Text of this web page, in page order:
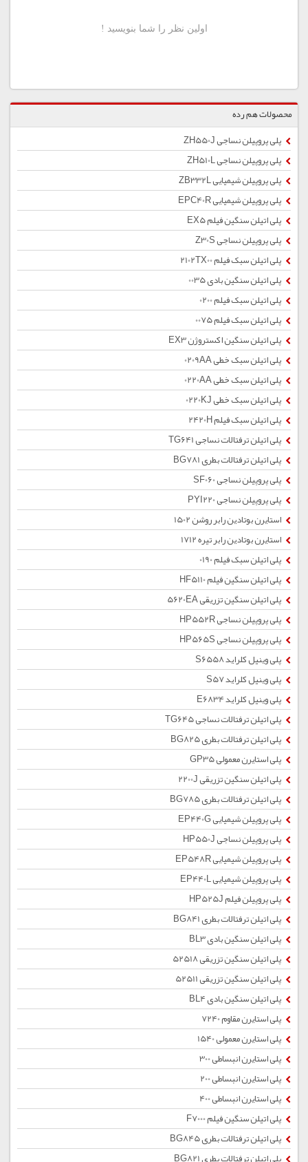
محصولات هم رده
پلی پروپیلن نساجی ZH550J
پلی پروپیلن نساجی ZH510L
پلی پروپیلن شیمیایی ZB332L
پلی پروپیلن شیمیایی EPC40R
پلی اتیلن سنگین فیلم EX5
پلی پروپیلن نساجی Z30S
پلی اتیلن سبک فیلم 2102TX00
پلی اتیلن سنگین بادی 0035
پلی اتیلن سبک فیلم 0200
پلی اتیلن سبک فیلم 0075
پلی اتیلن سنگین اکستروژن EX3
پلی اتیلن سبک خطی 0209AA
پلی اتیلن سبک خطی 0220AA
پلی اتیلن سبک خطی 0220KJ
پلی اتیلن سبک فیلم 2420H
پلی اتیلن ترفتالات نساجی TG641
پلی اتیلن ترفتالات بطری BG781
پلی پروپیلن نساجی SF060
پلی پروپیلن نساجی PYI220
استایرن بوتادین رابر روشن 1502
استایرن بوتادین رابر تیره 1712
پلی اتیلن سبک فیلم 0190
پلی اتیلن سنگین فیلم HF5110
پلی اتیلن سنگین تزریقی 5620EA
پلی پروپیلن نساجی HP552R
پلی پروپیلن نساجی HP565S
پلی وینیل کلراید S6558
پلی وینیل کلراید S57
پلی وینیل کلراید E6834
پلی اتیلن ترفتالات نساجی TG645
پلی اتیلن ترفتالات بطری BG825
پلی استایرن معمولی GP35
پلی اتیلن سنگین تزریقی 2200J
پلی اتیلن ترفتالات بطری BG785
پلی پروپیلن شیمیایی EP440G
پلی پروپیلن نساجی HP550J
پلی پروپیلن شیمیایی EP548R
پلی پروپیلن شیمیایی EP440L
پلی پروپیلن فیلم HP525J
پلی اتیلن ترفتالات بطری BG841
پلی اتیلن سنگین بادی BL3
پلی اتیلن سنگین تزریقی 52518
پلی اتیلن سنگین تزریقی 52511
پلی اتیلن سنگین بادی BL4
پلی استایرن مقاوم 7240
پلی استایرن معمولی 1540
پلی استایرن انبساطی 300
پلی استایرن انبساطی 200
پلی استایرن انبساطی 400
پلی اتیلن سنگین فیلم F7000
پلی اتیلن ترفتالات بطری BG845